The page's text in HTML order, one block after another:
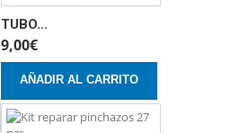
TUBO...
9,00€
AÑADIR AL CARRITO